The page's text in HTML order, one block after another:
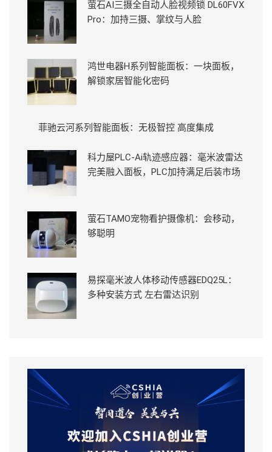
萤石AI三摄全自动人脸视频锁 DL60FVX
Pro：加持三摄、掌纹与人脸
鸿世电器H系列智能面板：一块面板，
解锁家居智能化密码
菲驰云河系列智能面板：无极智控 高度集成
科力屋PLC-Ai轨迹感应器：毫米波雷达
完美融入面板，PLC加持满足后装市场
萤石TAMO宠物看护摄像机：会移动，
够聪明
易探毫米波人体移动传感器EDQ25L：
多种安装方式 左右雷达识别